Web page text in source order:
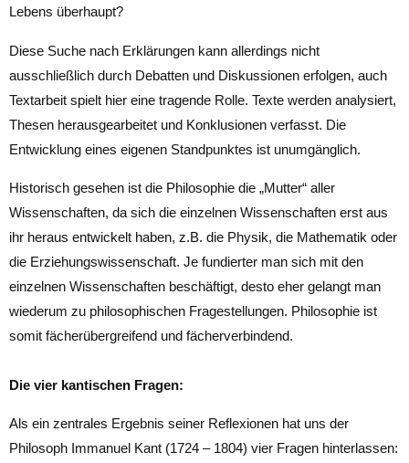
Lebens überhaupt?
Diese Suche nach Erklärungen kann allerdings nicht
ausschließlich durch Debatten und Diskussionen erfolgen, auch
Textarbeit spielt hier eine tragende Rolle. Texte werden analysiert,
Thesen herausgearbeitet und Konklusionen verfasst. Die
Entwicklung eines eigenen Standpunktes ist unumgänglich.
Historisch gesehen ist die Philosophie die „Mutter“ aller
Wissenschaften, da sich die einzelnen Wissenschaften erst aus
ihr heraus entwickelt haben, z.B. die Physik, die Mathematik oder
die Erziehungswissenschaft. Je fundierter man sich mit den
einzelnen Wissenschaften beschäftigt, desto eher gelangt man
wiederum zu philosophischen Fragestellungen. Philosophie ist
somit fächerübergreifend und fächerverbindend.
Die vier kantischen Fragen:
Als ein zentrales Ergebnis seiner Reflexionen hat uns der
Philosoph Immanuel Kant (1724 – 1804) vier Fragen hinterlassen: